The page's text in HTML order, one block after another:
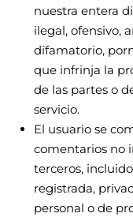
nuestra entera
ilegal, ofensivo,
difamatorio,
que infrinja la
de las partes o
servicio.
El usuario se
comentarios no
terceros,
registrada,
personal o de